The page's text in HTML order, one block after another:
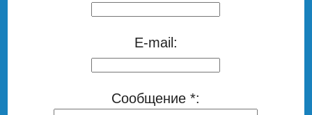
E-mail:
Сообщение *: